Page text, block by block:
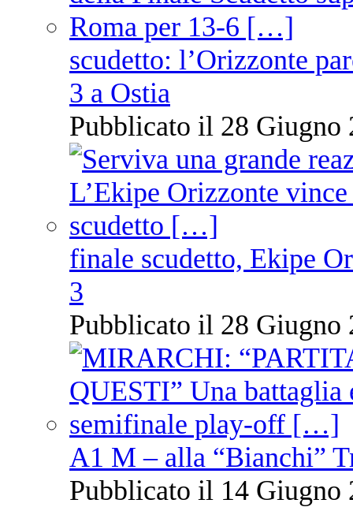
scudetto: l’Orizzonte
3 a Ostia
Pubblicato il 28 Giugno
finale scudetto, Ekipe
3
Pubblicato il 28 Giugno
A1 M – alla “Bianchi”
Pubblicato il 14 Giugno